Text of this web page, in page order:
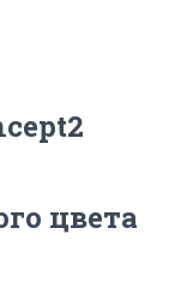
цвета